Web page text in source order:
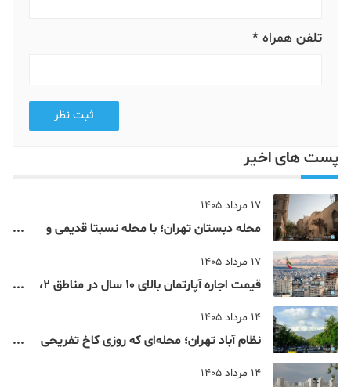
تلفن همراه *
ثبت نظر
پست های اخیر
17 مرداد 1405
محله دبستان تهران؛ با محله نسبتا قدیمی و
17 مرداد 1405
قیمت اجاره آپارتمان بالای 10 سال در مناطق 2،
14 مرداد 1405
نظام‌ آباد تهران؛ محله‌ای که روزی کاخ تفریحی
14 مرداد 1405